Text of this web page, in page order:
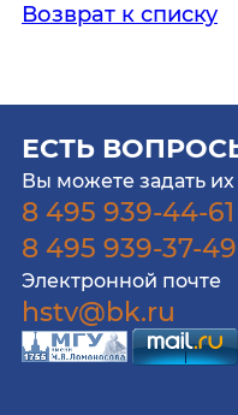
Возврат к списку
ЕСТЬ
Вы можете задать
8 495 939-44-61
8 495 939-37-49
Электронной почте
hstv@bk.ru